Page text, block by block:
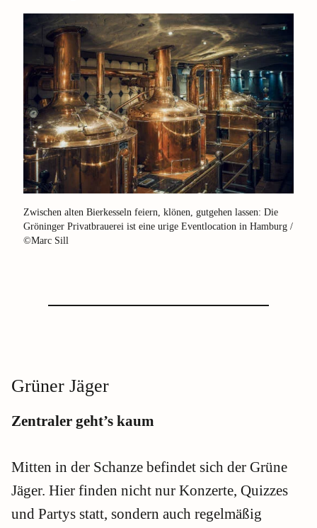
Zwischen alten Bierkesseln feiern, klönen, gutgehen lassen: Die
Gröninger Privatbrauerei ist eine urige Eventlocation in Hamburg /
©Marc Sill
Grüner Jäger
Zentraler geht’s kaum
Mitten in der Schanze befindet sich der Grüne
Jäger. Hier finden nicht nur Konzerte, Quizzes
und Partys statt, sondern auch regelmäßig